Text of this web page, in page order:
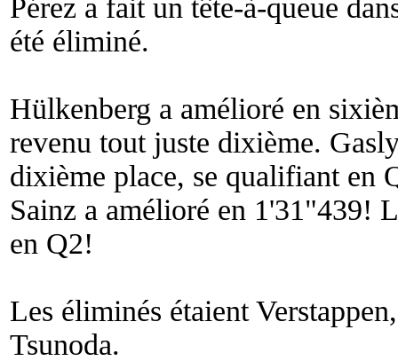
Pérez a fait un tête-à-queue
été éliminé.
Hülkenberg a amélioré en
revenu tout juste dixième.
dixième place, se qualifiant en
Sainz a amélioré en 1'31"439!
en Q2!
Les éliminés étaient
Tsunoda.